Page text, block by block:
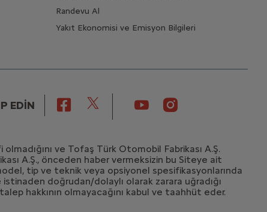
Randevu Al
Yakıt Ekonomisi ve Emisyon Bilgileri
EDİN
ve Tofaş Türk Otomobil Fabrikası A.Ş.
A.Ş., önceden haber vermeksizin bu Siteye ait
tip ve teknik veya opsiyonel spesifikasyonlarında
doğrudan/dolaylı olarak zarara uğradığı
hakkının olmayacağını kabul ve taahhüt eder.